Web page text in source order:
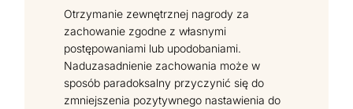
Otrzymanie zewnętrznej nagrody za
zachowanie zgodne z własnymi
postępowaniami lub upodobaniami.
Naduzasadnienie zachowania może w
sposób paradoksalny przyczynić się do
zmniejszenia pozytywnego nastawienia do